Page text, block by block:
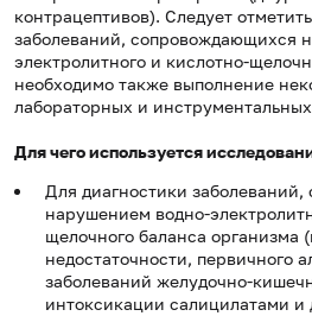
контрацептивов). Следует
заболеваний, сопровождающихся
электролитного и кислотно-
необходимо также выполнение
лабораторных и
Для чего используется
Для диагностики
нарушением водно-
щелочного баланса организма
недостаточности, первичного
заболеваний желудочно-
интоксикации салицилатами и